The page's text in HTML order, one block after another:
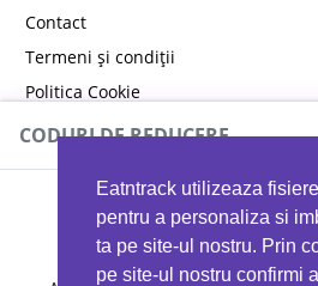
Eatntrack utilizeaza
pentru a personaliza si
ta pe site-ul nostru. Prin
pe site-ul nostru confirmi
Contact
Termeni și condiții
Politica Cookie
Politica de confidențialitate
CODURI DE REDUCERE